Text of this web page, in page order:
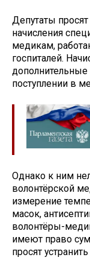
Депутаты
начисления
медикам,
госпиталей.
поступлении в
Однако к ним
волонтёрской
измерение
масок,
волонтёры-
имеют право
просят